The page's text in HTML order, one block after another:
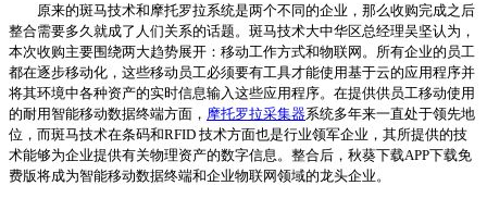
原来的斑马技术和摩托罗拉系统是两个不同的企业，那么收购完成之后
整合需要多久就成了人们关系的话题。斑马技术大中华区总经理吴坚认为，
本次收购主要围绕两大趋势展开：移动工作方式和物联网。所有企业的员工
都在逐步移动化，这些移动员工必须要有工具才能使用基于云的应用程序并
将其环境中各种资产的实时信息输入这些应用程序。在提供供员工移动使用
的耐用智能移动数据终端方面， 摩托罗拉采集器系统多年来一直处于领先地
位，而斑马技术在条码和RFID 技术方面也是行业领军企业，其所提供的技
术能够为企业提供有关物理资产的数字信息。整合后，秋葵下载APP下载免
费版将成为智能移动数据终端和企业物联网领域的龙头企业。